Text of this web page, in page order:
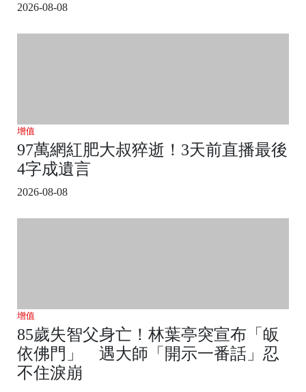
2026-08-08
增值
97萬網紅肥大叔猝逝！3天前直播最後
4字成遺言
2026-08-08
增值
85歲失智父身亡！林葉亭突宣布「皈
依佛門」 遇大師「開示一番話」忍
不住淚崩